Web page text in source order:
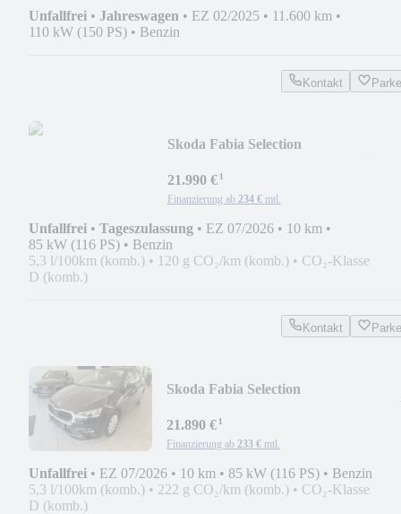
Unfallfrei • Jahreswagen • EZ 02/2025 • 11.600 km •
110 kW (150 PS) • Benzin
Kontakt
Skoda Fabia Selection
21.990 €¹
Finanzierung ab 234 € mtl.
Unfallfrei • Tageszulassung • EZ 07/2026 • 10 km •
85 kW (116 PS) • Benzin
5,3 l/100km (komb.) • 120 g CO₂/km (komb.) • CO₂-Klasse
D (komb.)
Kontakt
Skoda Fabia Selection
21.890 €¹
Finanzierung ab 233 € mtl.
Unfallfrei • EZ 07/2026 • 10 km • 85 kW (116 PS) • Benzin
5,3 l/100km (komb.) • 222 g CO₂/km (komb.) • CO₂-Klasse
D (komb.)